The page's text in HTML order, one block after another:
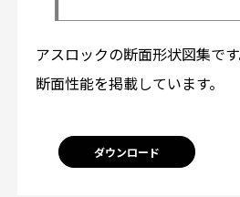
アスロックの断面形状図集で
断面性能を掲載しています。
ダウンロード